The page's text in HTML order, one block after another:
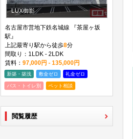
LUX御影
名古屋市営地下鉄名城線 『茶屋ヶ坂
駅』
上記最寄り駅から徒歩8分
間取り：1LDK - 2LDK
賃料： 97,000円 - 135,000円
新築・築浅 敷金ゼロ 礼金ゼロ
バス・トイレ別 ペット相談
閲覧履歴